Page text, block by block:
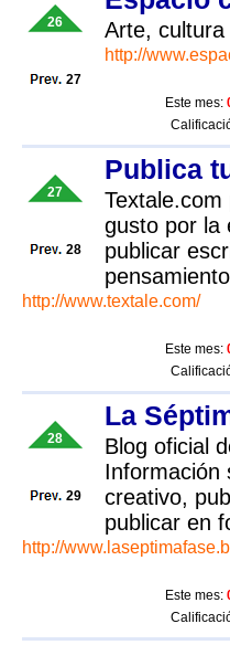
26
27
Arte,
http://
Este mes:
27
28
Publica
gusto por la
publicar
http://www.textale.com/
Este mes:
28
29
La
Blog oficial
Información
creativo,
publicar en
http://
Este mes: